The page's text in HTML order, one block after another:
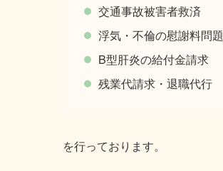
交通事故被害者救済
浮気・不倫の慰謝料問題
B型肝炎の給付金請求
残業代請求・退職代行
を行っております。